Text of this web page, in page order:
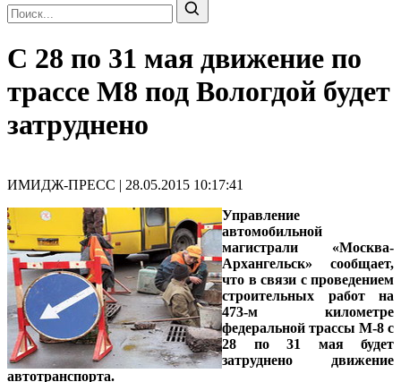
С 28 по 31 мая движение по
трассе М8 под Вологдой будет
затруднено
ИМИДЖ-ПРЕСС | 28.05.2015 10:17:41
Управление
автомобильной
магистрали «Москва-
Архангельск» сообщает,
что в связи с проведением
строительных работ на
473-м километре
федеральной трассы М-8 с
28 по 31 мая будет
затруднено движение
автотранспорта.